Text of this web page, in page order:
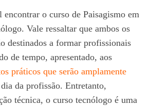
encontrar o curso de Paisagismo em
Vale ressaltar que ambos os
destinados a formar profissionais
de tempo, apresentado, aos
práticos que serão amplamente
da profissão. Entretanto,
técnica, o curso tecnólogo é uma